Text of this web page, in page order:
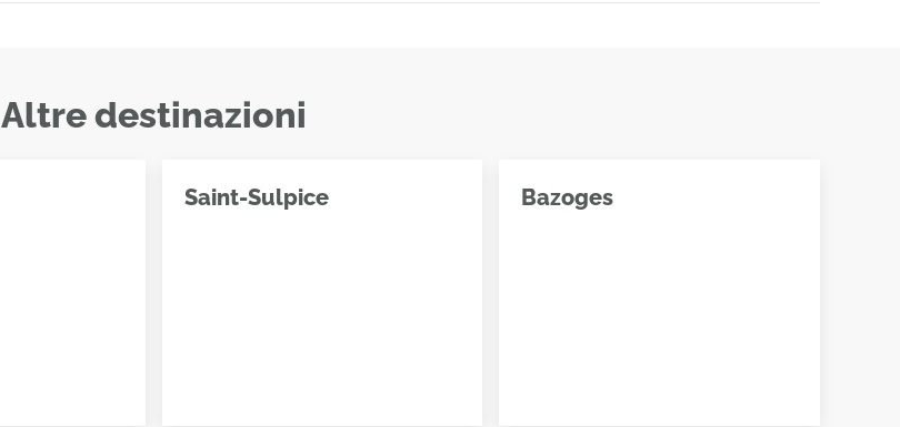
Altre destinazioni
Saint-Sulpice Bazoges